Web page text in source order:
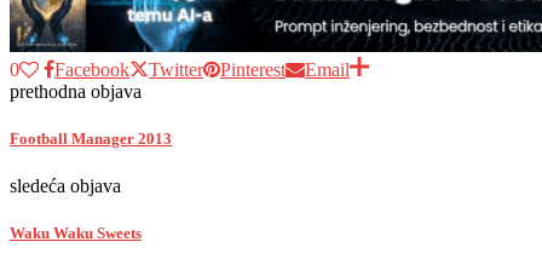
0 Facebook Twitter Pinterest
Email
prethodna objava
Football Manager 2013
sledeća objava
Waku Waku Sweets